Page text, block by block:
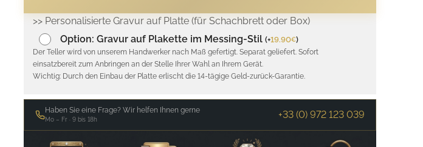
>> Personalisierte Gravur auf Platte (für Schachbrett oder Box)
Option: Gravur auf Plakette im Messing-Stil (+19.90€)
Der Teller wird von unserem Handwerker nach Maß gefertigt. Separat geliefert. Sofort
einsatzbereit zum Anbringen an der Stelle Ihrer Wahl an Ihrem Gerät.
Wichtig: Durch den Einbau der Platte erlischt die 14-tägige Geld-zurück-Garantie.
Haben Sie eine Frage? Wir helfen Ihnen gerne
Mo – Fr · 9 bis 18h +33 (0) 972 123 039